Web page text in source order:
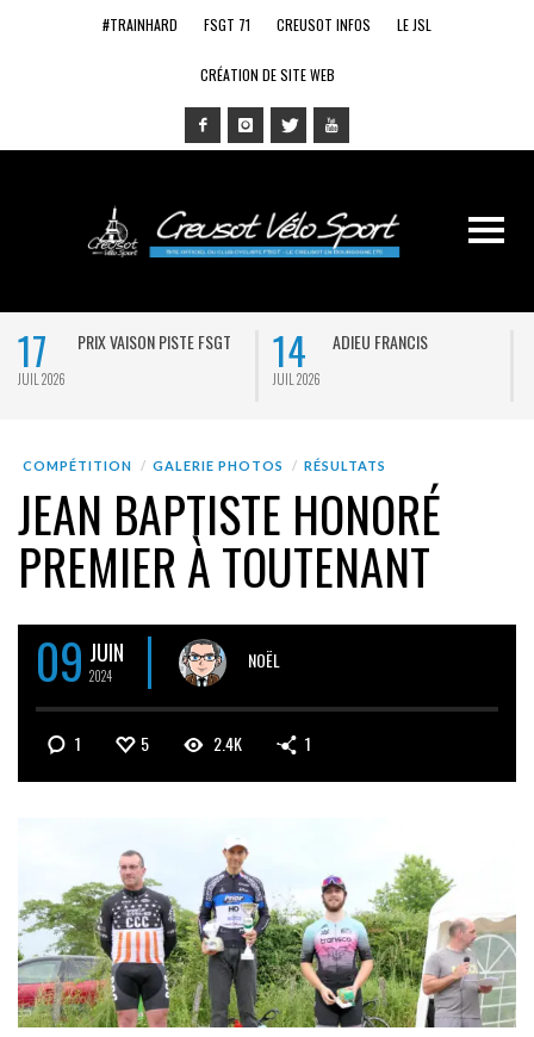
#TRAINHARD FSGT 71 CREUSOT INFOS LE JSL
CRÉATION DE SITE WEB
17
JUIL 2026
PRIX VAISON PISTE FSGT 14
JUIL 2026
ADIEU FRANCIS
COMPÉTITION GALERIE PHOTOS RÉSULTATS
JEAN BAPTISTE HONORÉ
PREMIER À TOUTENANT
09 JUIN
2024
NOËL
1 5 2.4K 1